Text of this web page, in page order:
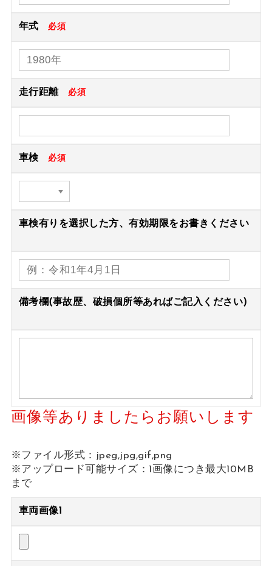
年式 必須
走行距離 必須
車検 必須
車検有りを選択した方、有効期限をお書きください
備考欄(事故歴、破損個所等あればご記入ください)
画像等ありましたらお願いします
※ファイル形式：jpeg,jpg,gif,png
※アップロード可能サイズ：1画像につき最大10MB
まで
車両画像1